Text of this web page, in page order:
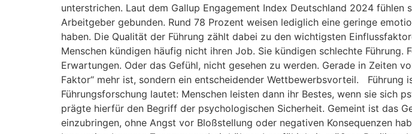
unterstrichen. Laut dem Gallup Engagement Index Deutschland 2024
Arbeitgeber gebunden. Rund 78 Prozent weisen lediglich eine geringe
haben. Die Qualität der Führung zählt dabei zu den wichtigsten
Menschen kündigen häufig nicht ihren Job. Sie kündigen schlechte Führung.
Erwartungen. Oder das Gefühl, nicht gesehen zu werden. Gerade in Zeiten
Faktor“ mehr ist, sondern ein entscheidender Wettbewerbsvorteil. Führung
Führungsforschung lautet: Menschen leisten dann ihr Bestes, wenn sie sich
prägte hierfür den Begriff der psychologischen Sicherheit. Gemeint ist das
einzubringen, ohne Angst vor Bloßstellung oder negativen Konsequenzen